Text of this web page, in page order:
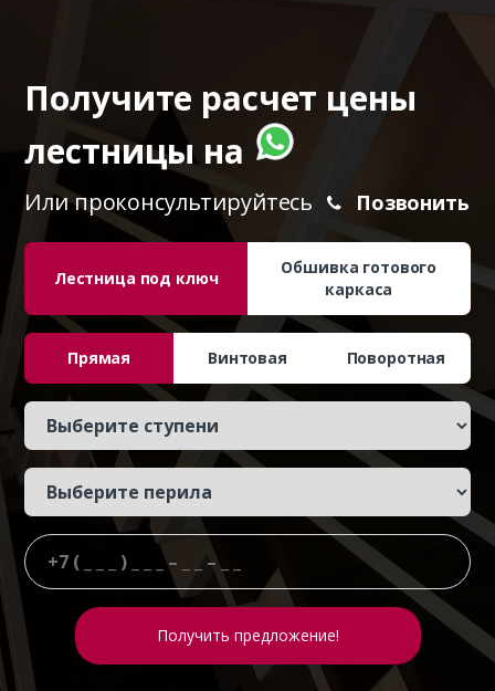
Получите расчет цены
лестницы на
Или проконсультируйтесь Позвонить
Лестница под ключ
Обшивка готового
каркаса
Прямая Винтовая Поворотная